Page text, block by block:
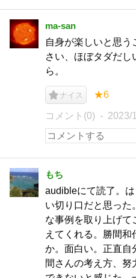
ma-san
自身が楽しいと思う
さい、ほぼタダだ
ら。
ナイス ★6
コメント(0) 2023/
もち
audibleにて読了。
い切り口だと思った
な事例を取り上げて
えてくれる。勝間
か。面白い。正直自
間さんの考え方、努